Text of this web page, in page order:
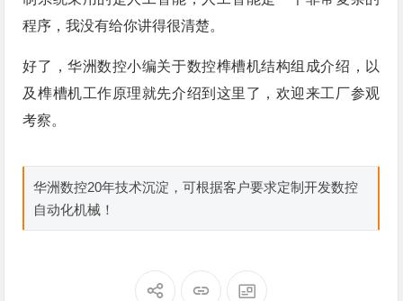
程序，我没有给你讲得很清楚。
好了，华洲数控小编关于数控榫槽机结构组成介绍，以
及榫槽机工作原理就先介绍到这里了，欢迎来工厂参观
考察。
华洲数控20年技术沉淀，可根据客户要求定制开发数控
自动化机械！